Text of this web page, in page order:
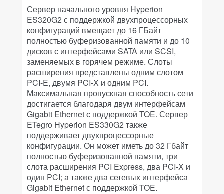
Сервер начального уровня Hyperion
ES320G2 с поддержкой двухпроцессорных
конфигураций вмещает до 16 ГБайт
полностью буферизованной памяти и до 10
дисков с интерфейсами SATA или SCSI,
заменяемых в горячем режиме. Слоты
расширения представлены одним слотом
PCI-E, двумя PCI-X и одним PCI.
Максимальная пропускная способность сети
достигается благодаря двум интерфейсам
Gigabit Ethernet с поддержкой TOE. Сервер
ETegro Hyperion ES330G2 также
поддерживает двухпроцессорные
конфигурации. Он может иметь до 32 Гбайт
полностью буферизованной памяти, три
слота расширения PCI Express, два PCI-X и
один PCI; а также два сетевых интерфейса
Gigabit Ethernet с поддержкой TOE.